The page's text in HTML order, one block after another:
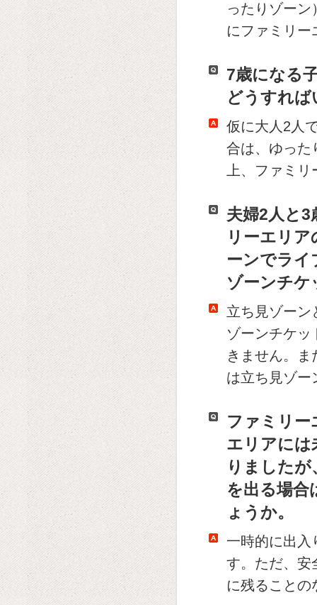
ったりゾー
にファミリー
7歳になる
どうすれ
仮に大人2人
合は、ゆった
上、ファミ
夫婦2人と
リーエリ
ーンでライ
ゾーンチケ
立ち見ゾーン
ゾーンチケッ
きません。
は立ち見ゾー
ファミリー
エリアには
りました
を出る場合
ょうか。
一時的に出入
す。ただ、安
に残ることの